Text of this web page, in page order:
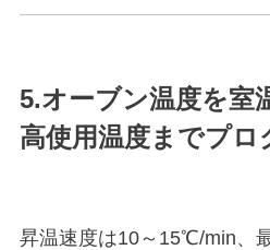
5.オーブン温度を室
高使用温度までプロ
昇温速度は10～15℃/min、